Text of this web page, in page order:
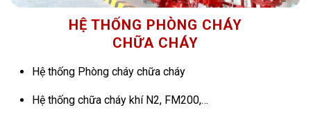
HỆ THỐNG PHÒNG CHÁY
CHỮA CHÁY
Hệ thống Phòng cháy chữa cháy
Hệ thống chữa cháy khí N2, FM200,…